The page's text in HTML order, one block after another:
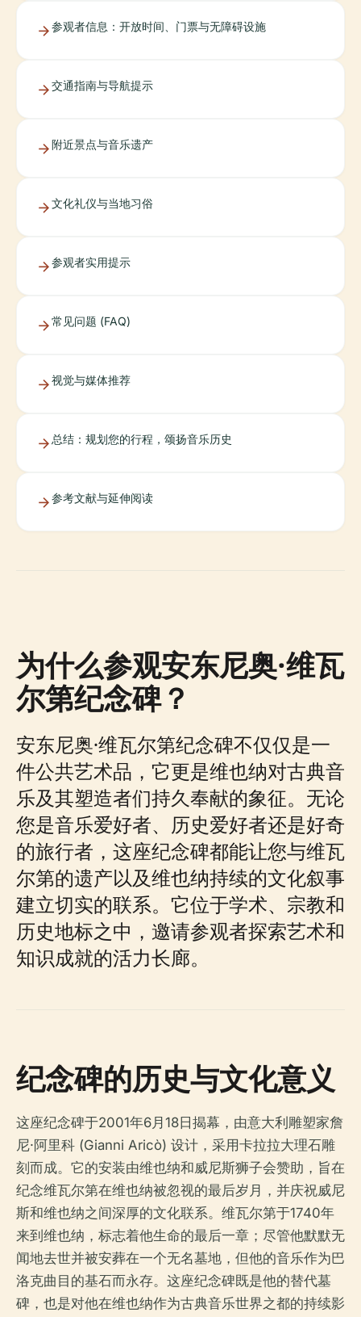
参观者信息：开放时间、门票与无障碍设施
交通指南与导航提示
附近景点与音乐遗产
文化礼仪与当地习俗
参观者实用提示
常见问题 (FAQ)
视觉与媒体推荐
总结：规划您的行程，颂扬音乐历史
参考文献与延伸阅读
为什么参观安东尼奥·维瓦
尔第纪念碑？
安东尼奥·维瓦尔第纪念碑不仅仅是一
件公共艺术品，它更是维也纳对古典音
乐及其塑造者们持久奉献的象征。无论
您是音乐爱好者、历史爱好者还是好奇
的旅行者，这座纪念碑都能让您与维瓦
尔第的遗产以及维也纳持续的文化叙事
建立切实的联系。它位于学术、宗教和
历史地标之中，邀请参观者探索艺术和
知识成就的活力长廊。
纪念碑的历史与文化意义
这座纪念碑于2001年6月18日揭幕，由意大利雕塑家詹
尼·阿里科 (Gianni Aricò) 设计，采用卡拉拉大理石雕
刻而成。它的安装由维也纳和威尼斯狮子会赞助，旨在
纪念维瓦尔第在维也纳被忽视的最后岁月，并庆祝威尼
斯和维也纳之间深厚的文化联系。维瓦尔第于1740年
来到维也纳，标志着他生命的最后一章；尽管他默默无
闻地去世并被安葬在一个无名墓地，但他的音乐作为巴
洛克曲目的基石而永存。这座纪念碑既是他的替代墓
碑，也是对他在维也纳作为古典音乐世界之都的持续影